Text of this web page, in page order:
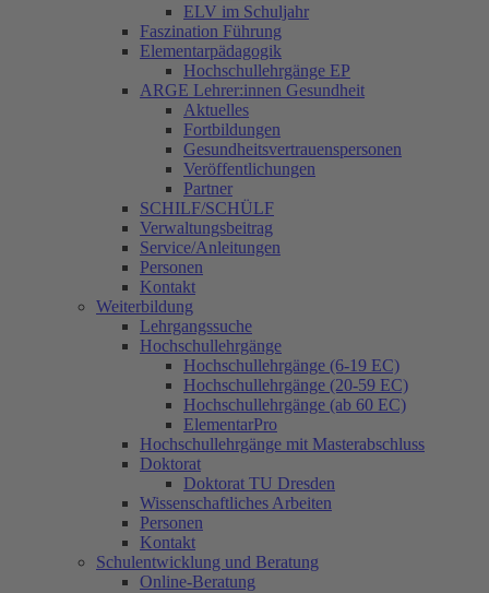
ELV im Schuljahr
Faszination Führung
Elementarpädagogik
Hochschullehrgänge EP
ARGE Lehrer:innen Gesundheit
Aktuelles
Fortbildungen
Gesundheitsvertrauenspersonen
Veröffentlichungen
Partner
SCHILF/SCHÜLF
Verwaltungsbeitrag
Service/Anleitungen
Personen
Kontakt
Weiterbildung
Lehrgangssuche
Hochschullehrgänge
Hochschullehrgänge (6-19 EC)
Hochschullehrgänge (20-59 EC)
Hochschullehrgänge (ab 60 EC)
ElementarPro
Hochschullehrgänge mit Masterabschluss
Doktorat
Doktorat TU Dresden
Wissenschaftliches Arbeiten
Personen
Kontakt
Schulentwicklung und Beratung
Online-Beratung